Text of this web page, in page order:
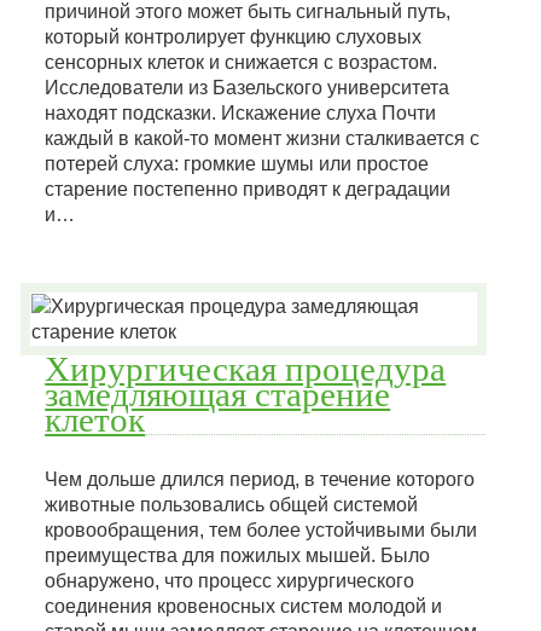
причиной этого может быть сигнальный путь,
который контролирует функцию слуховых
сенсорных клеток и снижается с возрастом.
Исследователи из Базельского университета
находят подсказки. Искажение слуха Почти
каждый в какой-то момент жизни сталкивается с
потерей слуха: громкие шумы или простое
старение постепенно приводят к деградации
и…
Хирургическая процедура
замедляющая старение
клеток
Чем дольше длился период, в течение которого
животные пользовались общей системой
кровообращения, тем более устойчивыми были
преимущества для пожилых мышей. Было
обнаружено, что процесс хирургического
соединения кровеносных систем молодой и